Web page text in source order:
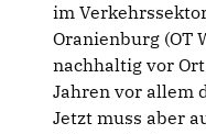
im
Oranienburg (OT
nachhaltig vor
Jahren vor allem
Jetzt muss aber